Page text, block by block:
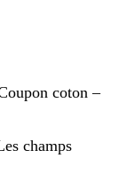
coton –
champs